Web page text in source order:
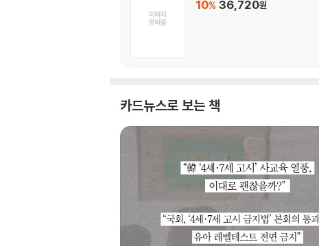
10% 36,720원
카드뉴스로 보는 책